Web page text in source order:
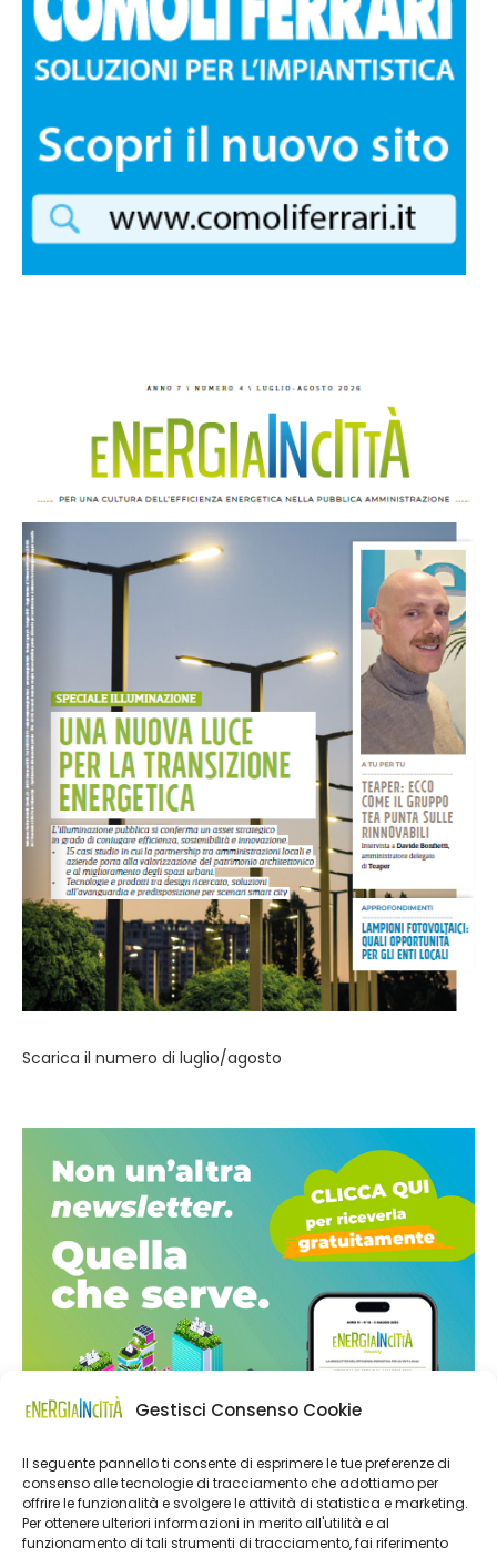
Gestisci Consenso Cookie
Il seguente pannello ti consente di esprimere le tue preferenze di
consenso alle tecnologie di tracciamento che adottiamo per
offrire le funzionalità e svolgere le attività di statistica e marketing.
Per ottenere ulteriori informazioni in merito all'utilità e al
funzionamento di tali strumenti di tracciamento, fai riferimento
Scarica il numero di luglio/agosto